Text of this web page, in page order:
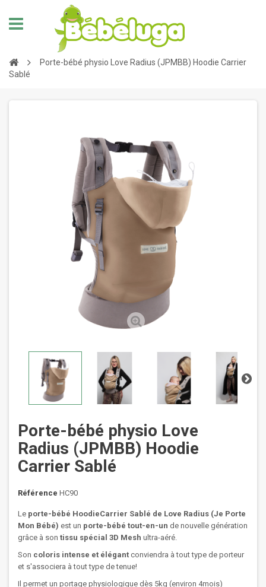
Porte-bébé physio Love Radius (JPMBB) Hoodie Carrier
Sablé
Porte-bébé physio Love
Radius (JPMBB) Hoodie
Carrier Sablé
Référence HC90
Le porte-bébé HoodieCarrier Sablé de Love Radius (Je Porte
Mon Bébé) est un porte-bébé tout-en-un de nouvelle génération
grâce à son tissu spécial 3D Mesh ultra-aéré.
Son coloris intense et élégant conviendra à tout type de porteur
et s'associera à tout type de tenue!
Il permet un portage physiologique dès 5kg (environ 4mois)